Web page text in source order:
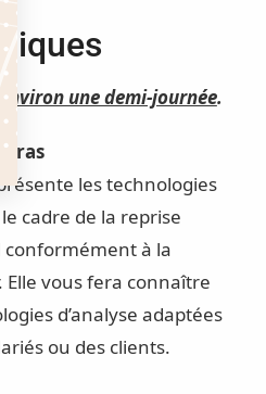
une demi-journée.
les technologies
cadre de la reprise
à la
vous fera connaître
d’analyse adaptées
ou des clients.